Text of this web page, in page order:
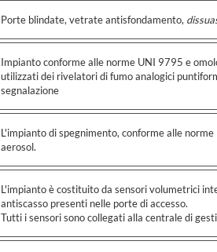
Porte blindate, vetrate antisfondamento,
Impianto conforme alle norme UNI 9795 e
utilizzati dei rivelatori di fumo analogici
segnalazione
L'impianto di spegnimento, conforme alle
aerosol.
L'impianto è costituito da sensori volumetrici
antiscasso presenti nelle porte di accesso.
Tutti i sensori sono collegati alla centrale di